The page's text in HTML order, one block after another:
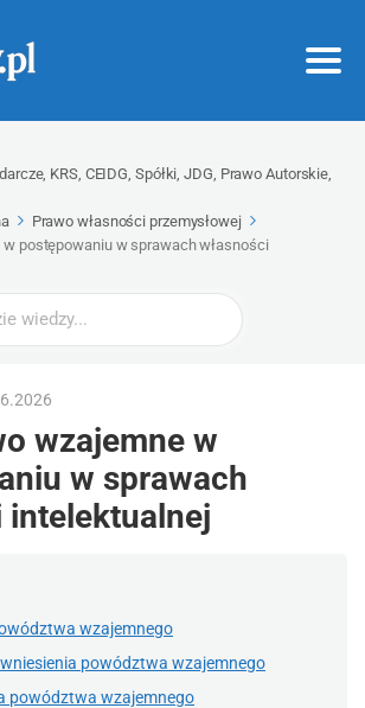
KRS, CEIDG, Spółki, JDG, Prawo Autorskie,
Prawo własności przemysłowej
postępowaniu w sprawach własności
wzajemne w
w sprawach
intelektualnej
wzajemnego
powództwa wzajemnego
powództwa wzajemnego